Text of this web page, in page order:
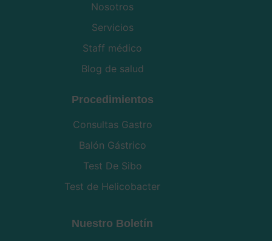
Nosotros
Servicios
Staff médico
Blog de salud
Procedimientos
Consultas Gastro
Balón Gástrico
Test De Sibo
Test de Helicobacter
Nuestro Boletín